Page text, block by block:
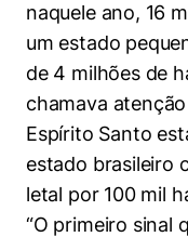
naquele ano, 16
um estado
de 4 milhões de
chamava
Espírito Santo
estado brasileiro
letal por 100 mil
“O primeiro sinal